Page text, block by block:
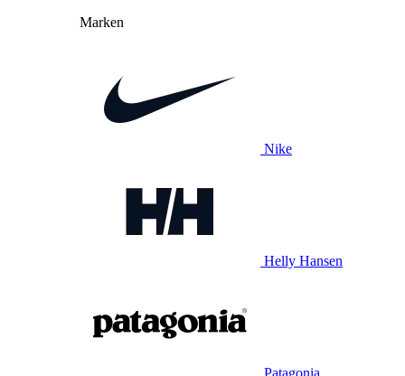
Marken
Nike
Helly Hansen
Patagonia